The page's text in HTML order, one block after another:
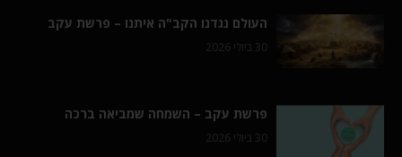
העולם נגדנו הקב"ה איתנו – פרשת עקב
פרשת עקב – השמחה שמביאה ברכה